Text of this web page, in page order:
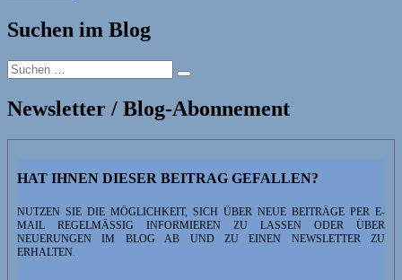
Reise,
Teil
Schlangenhalsvögel
und
ein
die
Suchen im Blog
Suchen
nach:
Suchen
Newsletter / Blog-Abonnement
HAT IHNEN DIESER BEITRAG GEFALLEN?
NUTZEN SIE DIE MÖGLICHKEIT, SICH ÜBER NEUE BEITRÄGE PER E-
MAIL REGELMÄSSIG INFORMIEREN ZU LASSEN ODER ÜBER N
EUERUNGEN IM BLOG AB UND ZU EINEN NEWSLETTER ZU E
RHALTEN.